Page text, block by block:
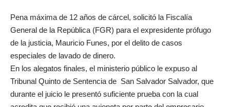
Pena máxima de 12 años de cárcel, solicitó la Fiscalía
General de la República (FGR) para el expresidente prófugo
de la justicia, Mauricio Funes, por el delito de casos
especiales de lavado de dinero.
En los alegatos finales, el ministerio público le expuso al
Tribunal Quinto de Sentencia de San Salvador Salvador, que
durante el juicio le presentó suficiente prueba con la cual